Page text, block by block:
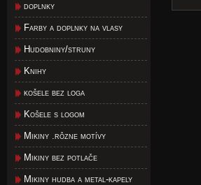
doplnky
Farby a doplnky na vlasy
Hudobniny/struny
Knihy
košele bez loga
Košele s logom
Mikiny .rôzne motívy
Mikiny bez potlače
Mikiny hudba a metal-kapely